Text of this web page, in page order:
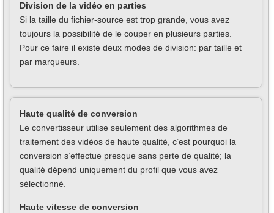
Division de la vidéo en parties
Si la taille du fichier-source est trop grande, vous avez
toujours la possibilité de le couper en plusieurs parties.
Pour ce faire il existe deux modes de division: par taille et
par marqueurs.
Haute qualité de conversion
Le convertisseur utilise seulement des algorithmes de
traitement des vidéos de haute qualité, c’est pourquoi la
conversion s’effectue presque sans perte de qualité; la
qualité dépend uniquement du profil que vous avez
sélectionné.
Haute vitesse de conversion